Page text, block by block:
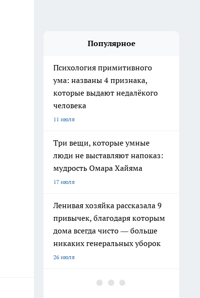
Популярное
Психология примитивного
ума: названы 4 признака,
которые выдают недалёкого
человека
11 июля
Три вещи, которые умные
люди не выставляют напоказ:
мудрость Омара Хайяма
17 июля
Ленивая хозяйка рассказала 9
привычек, благодаря которым
дома всегда чисто — больше
никаких генеральных уборок
26 июля